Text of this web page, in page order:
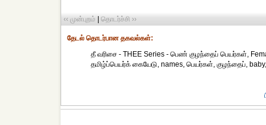
‹‹ முன்புறம் தொடர்ச்சி ››
தேட‌ல் தொட‌ர்பான தகவ‌ல்க‌ள்:
தீ வரிசை - THEE Series - பெண் குழந்தைப் பெயர்கள்,
தமிழ்ப்பெயர்க் கையேடு, names, பெயர்கள், குழந்தைப்,